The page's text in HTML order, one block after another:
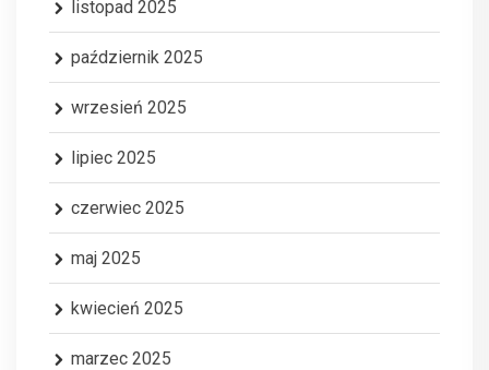
listopad 2025
październik 2025
wrzesień 2025
lipiec 2025
czerwiec 2025
maj 2025
kwiecień 2025
marzec 2025